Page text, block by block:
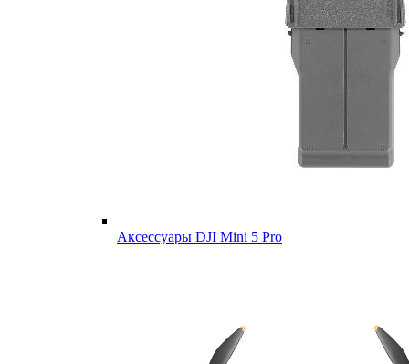
Аксессуары DJI Mini 5 Pro